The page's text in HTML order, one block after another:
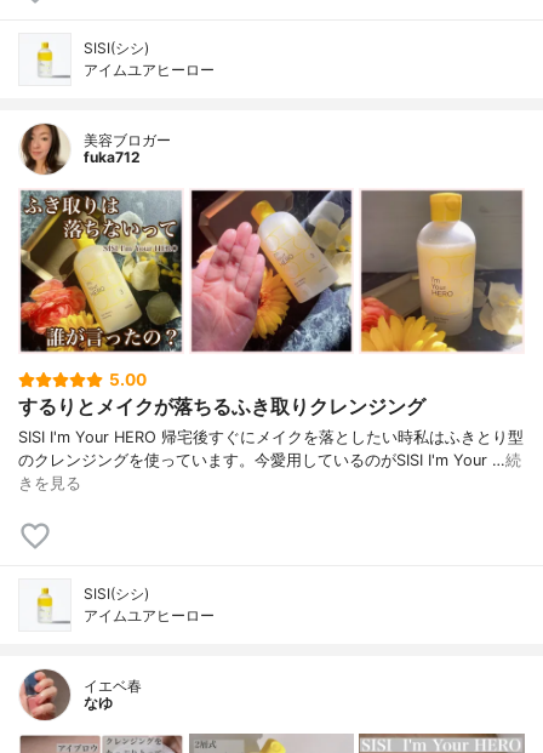
SISI(シシ)
アイムユアヒーロー
美容ブロガー
fuka712
5.00
するりとメイクが落ちるふき取りクレンジング
SISI I'm Your HERO 帰宅後すぐにメイクを落としたい時私はふきとり型
のクレンジングを使っています。今愛用しているのがSISI I'm Your …続
きを見る
SISI(シシ)
アイムユアヒーロー
イエベ春
なゆ